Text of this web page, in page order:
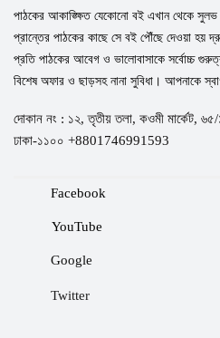
পাঠকের আকাঙ্ক্ষিত যেকোনো বই এখান থেকে
প্রান্তের পাঠকের কাছে সে বই পৌঁছে দেওয়া হয়
প্রতি পাঠকের আবেগ ও ভালোবাসাকে সর্বোচ্চ
বিশেষ অফার ও ছাড়সহ নানা সুবিধা। আপনাকে
দোকান নং : ১২, তৃতীয় তলা, কওমী মার্কেট, ৬৫/১
ঢাকা-১১০০ +8801746991593
Facebook
YouTube
Google
Twitter